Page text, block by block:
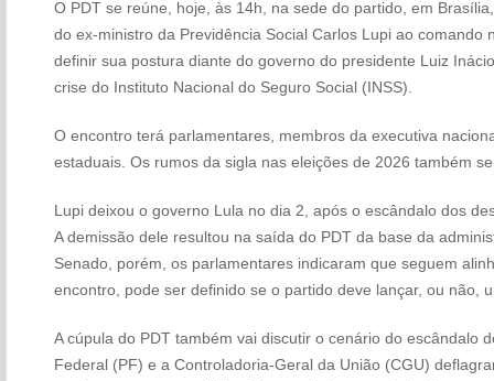
O PDT se reúne, hoje, às 14h, na sede do partido, em
do ex-ministro da Previdência Social Carlos Lupi ao comando
definir sua postura diante do governo do presidente Luiz
crise do Instituto Nacional do Seguro Social (INSS).
O encontro terá parlamentares, membros da executiva
estaduais. Os rumos da sigla nas eleições de 2026 também
Lupi deixou o governo Lula no dia 2, após o escândalo dos
A demissão dele resultou na saída do PDT da base da
Senado, porém, os parlamentares indicaram que seguem
encontro, pode ser definido se o partido deve lançar, ou não,
A cúpula do PDT também vai discutir o cenário do escândalo
Federal (PF) e a Controladoria-Geral da União (CGU)